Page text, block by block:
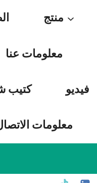
منتج
معلومات عنا
كتيب فيديو
معلومات